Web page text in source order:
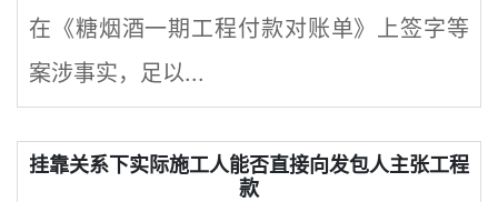
在《糖烟酒一期工程付款对账单》上签字等
案涉事实，足以...
挂靠关系下实际施工人能否直接向发包人主张工程
款